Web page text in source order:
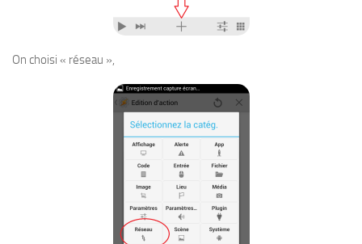
On choisi « réseau »,